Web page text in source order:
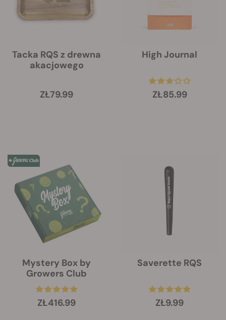
Tacka RQS z drewna
akacjowego
ZŁ79.99
High Journal
ZŁ85.99
Mystery Box by
Growers Club
ZŁ416.99
Saverette RQS
ZŁ9.99